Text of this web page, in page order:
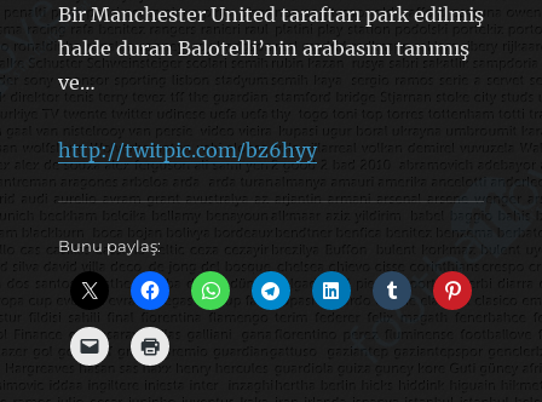
Bir Manchester United taraftarı park edilmiş
halde duran Balotelli’nin arabasını tanımış
ve…
http://twitpic.com/bz6hyy
Bunu paylaş: